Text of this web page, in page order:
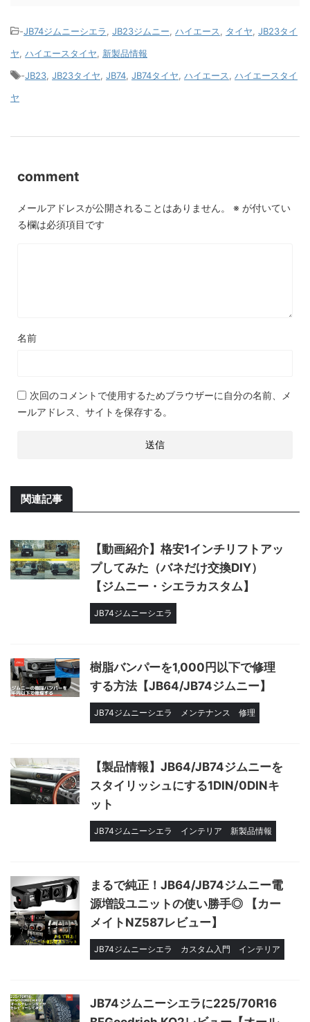
-JB74ジムニーシエラ JB23ジムニー ハイエース タイヤ JB23タイ
ヤ ハイエースタイヤ
新製品情報
-JB23 JB23タイヤ JB74 JB74タイヤ ハイエース
ハイエースタイ
ヤ
comment
メールアドレスが公開されることはありません。 ※ が付いてい
る欄は必須項目です
名前
次回のコメントで使用するためブラウザーに自分の名前、メ
ールアドレス、サイトを保存する。
関連記事
【動画紹介】格安1インチリフトアッ
プしてみた（バネだけ交換DIY）
【ジムニー・シエラカスタム】
JB74ジムニーシエラ
樹脂バンパーを1,000円以下で修理
する方法【JB64/JB74ジムニー】
JB74ジムニーシエラ メンテナンス 修理
【製品情報】JB64/JB74ジムニーを
スタイリッシュにする1DIN/0DINキ
ット
JB74ジムニーシエラ インテリア 新製品情報
まるで純正！JB64/JB74ジムニー電
源増設ユニットの使い勝手◎ 【カー
メイトNZ587レビュー】
JB74ジムニーシエラ カスタム入門 インテリア
JB74ジムニーシエラに225/70R16